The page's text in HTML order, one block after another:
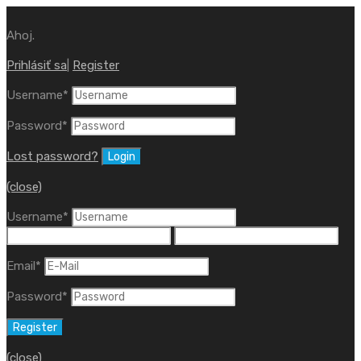
Ahoj.
Prihlásiť sa Register
Username*
Password*
Lost password?
(close)
Username*
Email*
Password*
(close)